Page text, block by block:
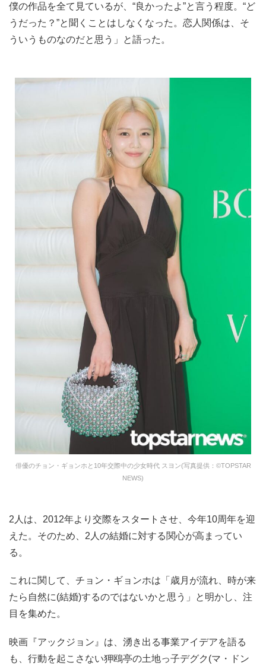
僕の作品を全て見ているが、“良かったよ”と言う程度。“ど
うだった？”と聞くことはしなくなった。恋人関係は、そ
ういうものなのだと思う」と語った。
俳優のチョン・ギョンホと10年交際中の少女時代 スヨン(写真提供：©TOPSTAR
NEWS)
2人は、2012年より交際をスタートさせ、今年10周年を迎
えた。そのため、2人の結婚に対する関心が高まってい
る。
これに関して、チョン・ギョンホは「歳月が流れ、時が来
たら自然に(結婚)するのではないかと思う」と明かし、注
目を集めた。
映画『アックジョン』は、湧き出る事業アイデアを語る
も、行動を起こさない狎鴎亭の土地っ子デグク(マ・ドン